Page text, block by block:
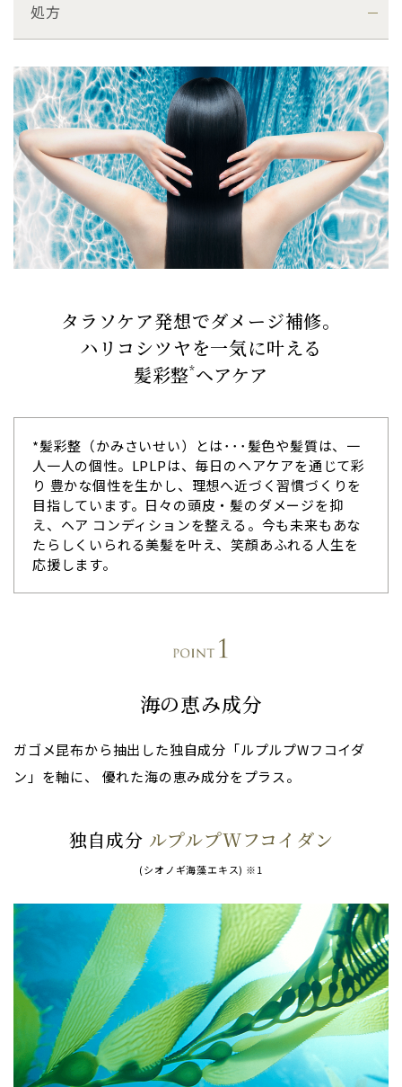
処方
タラソケア発想でダメージ補修。
ハリコシツヤを一気に叶える
髪彩整*ヘアケア
*髪彩整（かみさいせい）とは･･･髪色や髪質は、一
人一人の個性。LPLPは、毎日のヘアケアを通じて彩
り 豊かな個性を生かし、理想へ近づく習慣づくりを
目指しています。日々の頭皮・髪のダメージを抑
え、ヘア コンディションを整える。今も未来もあな
たらしくいられる美髪を叶え、笑顔あふれる人生を
応援します。
海の恵み成分
ガゴメ昆布から抽出した独自成分「ルプルプWフコイダ
ン」を軸に、
優れた海の恵み成分をプラス。
独自成分 ルプルプWフコイダン
(シオノギ海藻エキス) ※1